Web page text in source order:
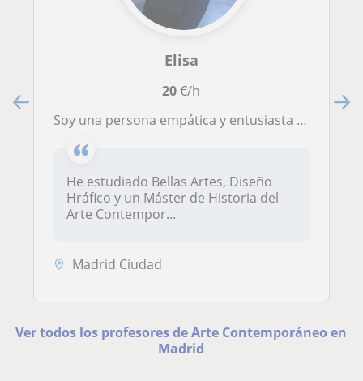
Elisa
20€/h
Soy una persona empática y entusiasta por el arte. Puedo dar clases a cualquier persona que quiera o necesite aprender.
He estudiado Bellas Artes, Diseño
Hráfico y un Máster de Historia del
Arte Contempor...
Madrid Ciudad
Ver todos los profesores de Arte Contemporáneo en
Madrid